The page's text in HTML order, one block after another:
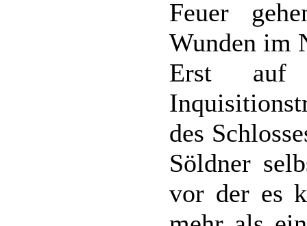
Feuer
Wunden im
Erst
des
Söldner
vor der es